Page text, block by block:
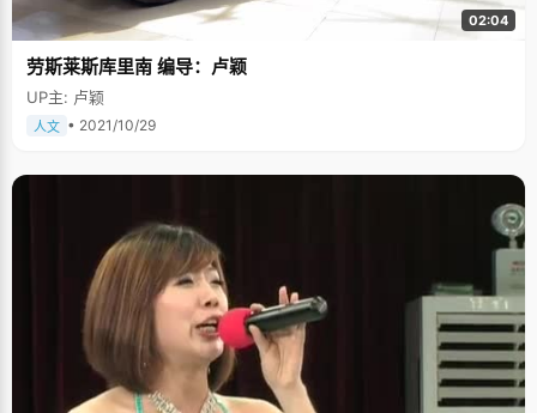
02:04
劳斯莱斯库里南 编导：卢颖
UP主: 卢颖
人文 • 2021/10/29